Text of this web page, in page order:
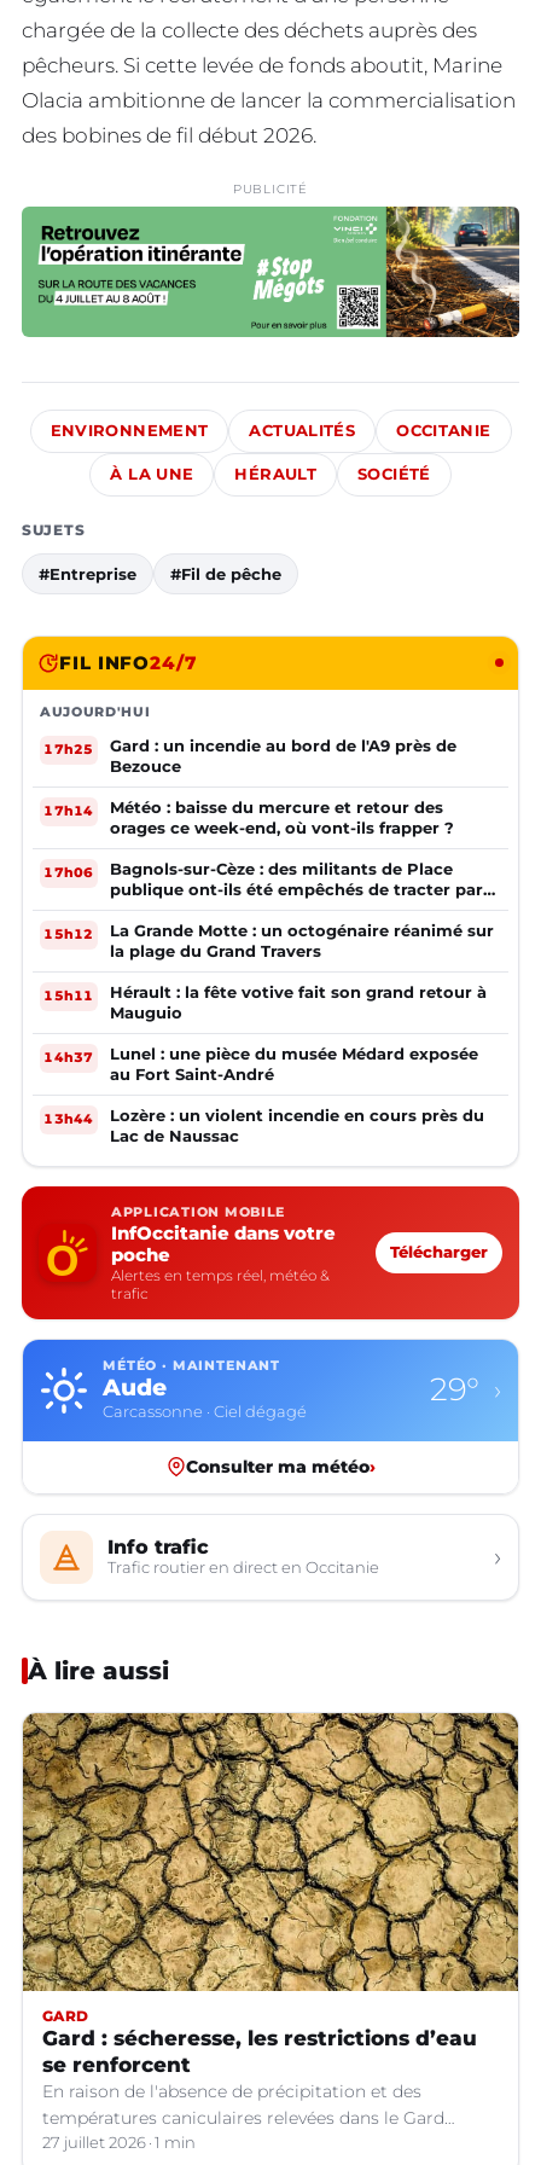
chargée de la collecte des déchets auprès des
pêcheurs. Si cette levée de fonds aboutit, Marine
Olacia ambitionne de lancer la commercialisation
des bobines de fil début 2026.
PUBLICITÉ
ENVIRONNEMENT ACTUALITÉS OCCITANIE
À LA UNE HÉRAULT SOCIÉTÉ
SUJETS
#Entreprise #Fil de pêche
FIL INFO24/7
AUJOURD'HUI
17h25
Gard : un incendie au bord de l'A9 près de
Bezouce
17h14
Météo : baisse du mercure et retour des
orages ce week-end, où vont-ils frapper ?
17h06
Bagnols-sur-Cèze : des militants de Place
publique ont-ils été empêchés de tracter par
la mairie ?
15h12
La Grande Motte : un octogénaire réanimé sur
la plage du Grand Travers
15h11
Hérault : la fête votive fait son grand retour à
Mauguio
14h37
Lunel : une pièce du musée Médard exposée
au Fort Saint-André
13h44
Lozère : un violent incendie en cours près du
Lac de Naussac
APPLICATION MOBILE
InfOccitanie dans votre
poche
Alertes en temps réel, météo &
trafic
Télécharger
MÉTÉO · MAINTENANT
Aude
Carcassonne · Ciel dégagé
29° ›
Consulter ma météo›
Info trafic
Trafic routier en direct en Occitanie ›
À lire aussi
GARD
Gard : sécheresse, les restrictions d’eau
se renforcent
En raison de l'absence de précipitation et des
températures caniculaires relevées dans le Gard
depuis le 1er juillet, la situation hydrologique du
27 juillet 2026 1 min